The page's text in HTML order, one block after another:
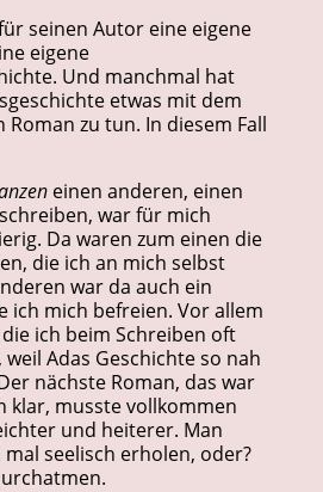
seinen Autor eine eigene
eigene
Und manchmal hat
etwas mit dem
zu tun. In diesem Fall
einen anderen, einen
war für mich
Da waren zum einen die
die ich an mich selbst
war da auch ein
ich mich befreien. Vor allem
ich beim Schreiben oft
Adas Geschichte so nah
nächste Roman, das war
klar, musste vollkommen
und heiterer. Man
seelisch erholen, oder?